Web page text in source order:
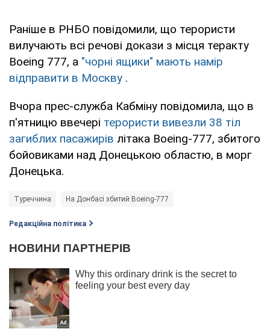
Раніше в РНБО повідомили, що терористи
вилучають всі речові докази з місця теракту
Boeing 777, а "чорні ящики" мають намір
відправити в Москву .
Вчора прес-служба Кабміну повідомила, що в
п'ятницю ввечері терористи вивезли 38 тіл
загиблих пасажирів літака Boeing-777, збитого
бойовиками над Донецькою областю, в морг
Донецька.
Туреччина На Донбасі збитий Boeing-777
Редакційна політика